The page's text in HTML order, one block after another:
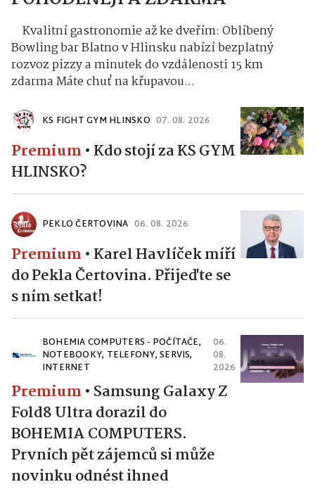
Kvalitní gastronomie až ke dveřím: Oblíbený
Bowling bar Blatno v Hlinsku nabízí bezplatný
rozvoz pizzy a minutek do vzdálenosti 15 km
zdarma Máte chuť na křupavou...
KS FIGHT GYM HLINSKO 07. 08. 2026
Premium • Kdo stojí za KS GYM
HLINSKO?
PEKLO ČERTOVINA 06. 08. 2026
Premium • Karel Havlíček míří
do Pekla Čertovina. Přijeďte se
s ním setkat!
BOHEMIA COMPUTERS - POČÍTAČE,
NOTEBOOKY, TELEFONY, SERVIS,
INTERNET
06.
08.
2026
Premium • Samsung Galaxy Z
Fold8 Ultra dorazil do
BOHEMIA COMPUTERS.
Prvních pět zájemců si může
novinku odnést ihned